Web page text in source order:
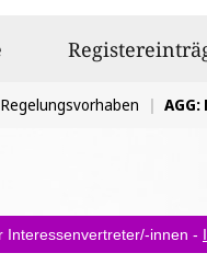
Regelungsvorhaben AGG: Mehr
Interessenvertreter/-innen -